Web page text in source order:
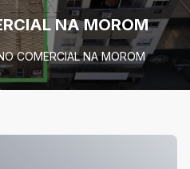
NA MOROM
COMERCIAL NA MOROM